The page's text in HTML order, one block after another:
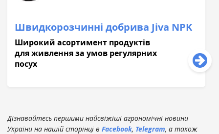
Швидкорозчинні добрива Jiva NPK
Широкий асортимент продуктів
для живлення за умов регулярних
посух
Дізнавайтесь першими найсвіжіші агрономічні новини
України на нашій сторінці в Facebook, Telegram, а також